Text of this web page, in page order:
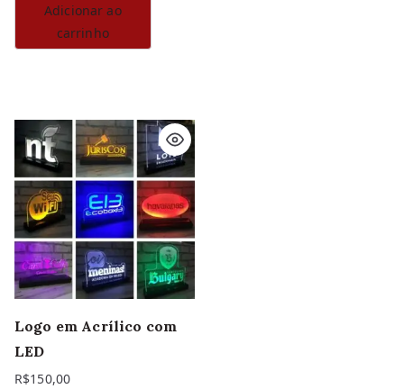
Adicionar ao
carrinho
Logo em Acrílico com
LED
R$150,00